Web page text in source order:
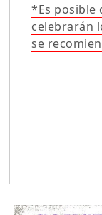
*Es posible
celebrarán
se